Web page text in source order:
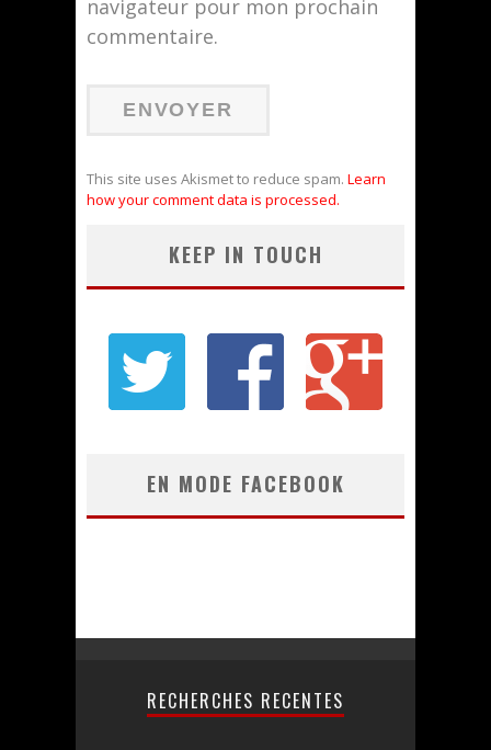
navigateur pour mon prochain
commentaire.
This site uses Akismet to reduce spam. Learn
how your comment data is processed.
KEEP IN TOUCH
EN MODE FACEBOOK
RECHERCHES RECENTES